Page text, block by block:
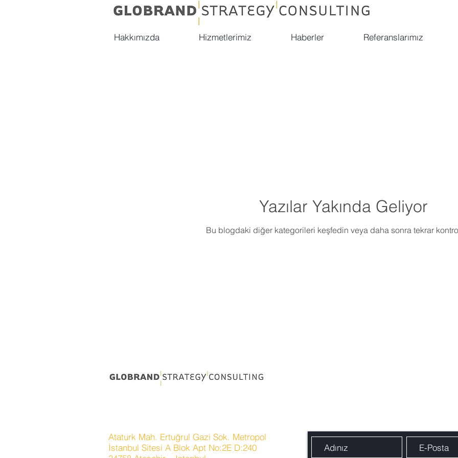
Hakkımızda Hizmetlerimiz Haberler Referanslarımız
Yazılar Yakında Geliyor
Bu blogdaki diğer kategorileri keşfedin veya daha sonra tekrar
Ataturk Mah. Ertuğrul Gazi Sok. Metropol
İstanbul Sitesi A Blok Apt No:2E D:240